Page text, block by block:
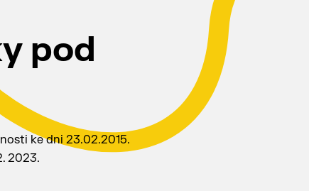
pod
ke dni 23.02.2015.
2023.